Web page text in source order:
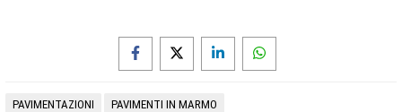
PAVIMENTAZIONI PAVIMENTI IN MARMO